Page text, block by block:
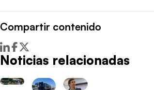
Compartir contenido
Noticias relacionadas